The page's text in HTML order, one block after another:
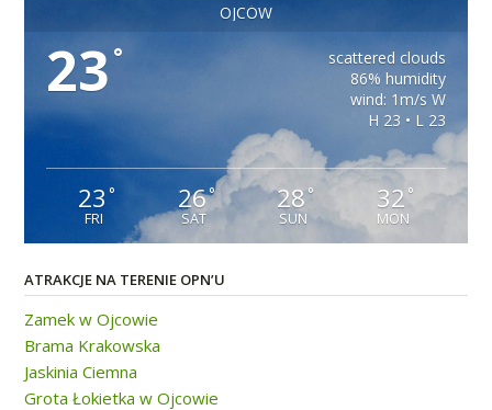
OJCÓW
23 °
scattered clouds
86% humidity
wind: 1m/s W
H 23 • L 23
23 °
FRI
26°
SAT
28°
SUN
32 °
MON
ATRAKCJE NA TERENIE OPN’U
Zamek w Ojcowie
Brama Krakowska
Jaskinia Ciemna
Grota Łokietka w Ojcowie